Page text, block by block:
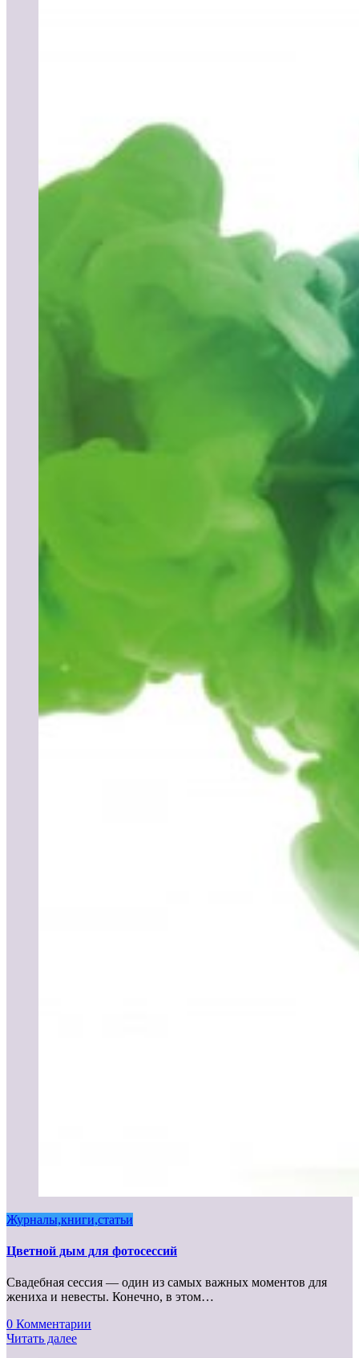
Журналы,книги,статьи
Цветной дым для фотосессий
Свадебная сессия — один из самых важных моментов для
жениха и невесты. Конечно, в этом…
0 Комментарии
Читать далее